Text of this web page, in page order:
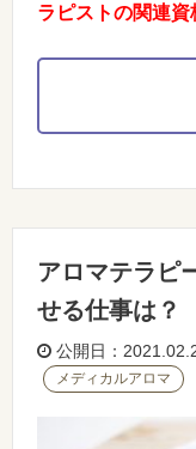
ラピストの関連資
アロマテラピ
せる仕事は？
公開日：
メディカルアロマ